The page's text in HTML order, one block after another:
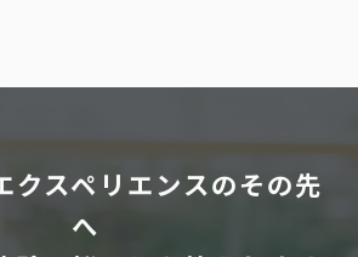
クスペリエンスのその先
へ